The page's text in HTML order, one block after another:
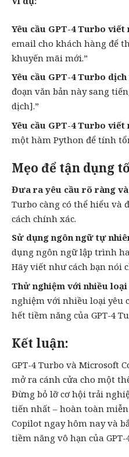
Yêu cầu GPT-4 Turbo viết
email cho khách hàng để
khuyến mãi mới.”
Yêu cầu GPT-4 Turbo
đoạn văn bản này sang
dịch].”
Yêu cầu GPT-4 Turbo viết
một hàm Python để tính
Mẹo để tận dụng
Đưa ra yêu cầu rõ ràng
Turbo càng có thể hiểu và
cách chính xác.
Sử dụng ngôn ngữ tự
dụng ngôn ngữ lập trình
Hãy viết như cách bạn nói
Thử nghiệm với nhiều loại
nghiệm với nhiều loại yêu
hết tiềm năng của GPT-4
Kết luận:
GPT-4 Turbo và Microsoft
mở ra cánh cửa cho một
Đừng bỏ lỡ cơ hội trải
tiến nhất – hoàn toàn
Copilot ngay hôm nay và
tiềm năng vô hạn của GPT-